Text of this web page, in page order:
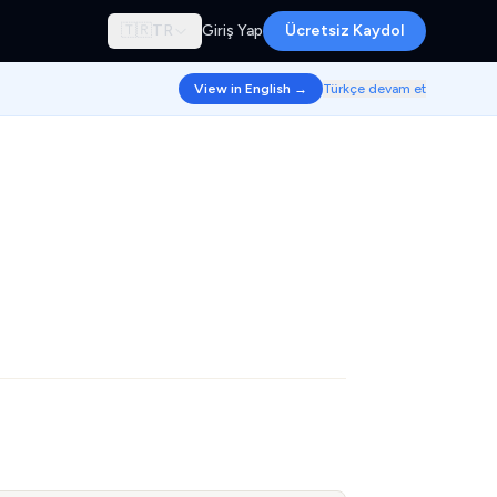
🇹🇷 TR Giriş Yap Ücretsiz Kaydol
View in English → Türkçe devam et